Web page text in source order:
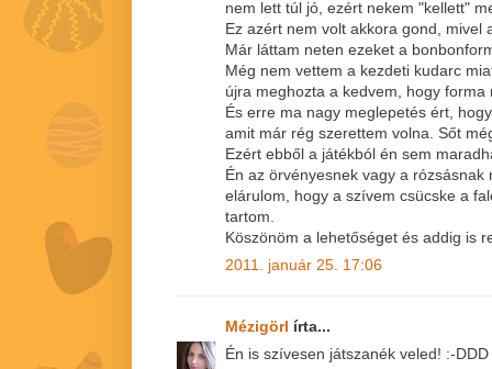
nem lett túl jó, ezért nekem "kellett"
Ez azért nem volt akkora gond, mivel
Már láttam neten ezeket a
Még nem vettem a kezdeti kudarc
újra meghozta a kedvem, hogy
És erre ma nagy meglepetés ért,
amit már rég szerettem volna. Sőt
Ezért ebből a játékból én sem
Én az örvényesnek vagy a
elárulom, hogy a szívem csücske a
tartom.
Köszönöm a lehetőséget és addig is
2011. január 25. 17:06
Mézigörl írta...
Én is szívesen játszanék veled! :-DDD